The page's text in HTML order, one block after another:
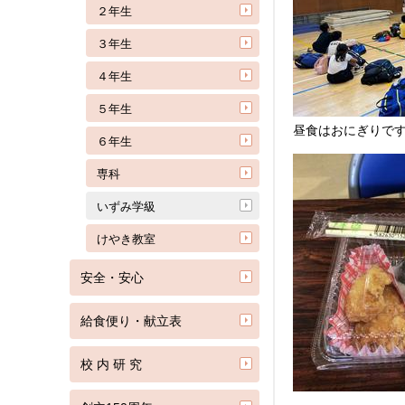
２年生
３年生
４年生
５年生
６年生
専科
いずみ学級
けやき教室
安全・安心
給食便り・献立表
校 内 研 究
昼食はおにぎりで